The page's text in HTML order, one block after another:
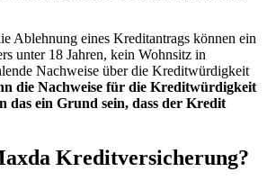
Ablehnung eines Kreditantrags können ein
unter 18 Jahren, kein Wohnsitz in
Nachweise über die Kreditwürdigkeit
die Nachweise für die Kreditwürdigkeit
das ein Grund sein, dass der Kredit
Kreditversicherung?